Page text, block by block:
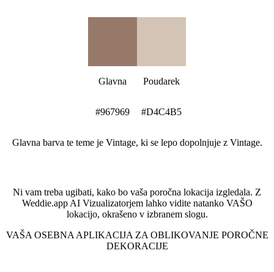
Glavna
#967969
Poudarek
#D4C4B5
Glavna barva te teme je Vintage, ki se lepo dopolnjuje z Vintage.
Ni vam treba ugibati, kako bo vaša poročna lokacija izgledala. Z
Weddie.app AI Vizualizatorjem lahko vidite natanko VAŠO
lokacijo, okrašeno v izbranem slogu.
VAŠA OSEBNA APLIKACIJA ZA OBLIKOVANJE POROČNE
DEKORACIJE